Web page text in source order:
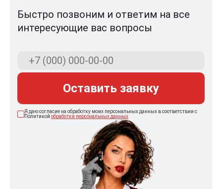
Быстро позвоним и ответим на все
интересующие вас вопросы
Оставить заявку
Я даю согласие на обработку моих персональных данных в соответствии с
Политикой обработки персональных данных